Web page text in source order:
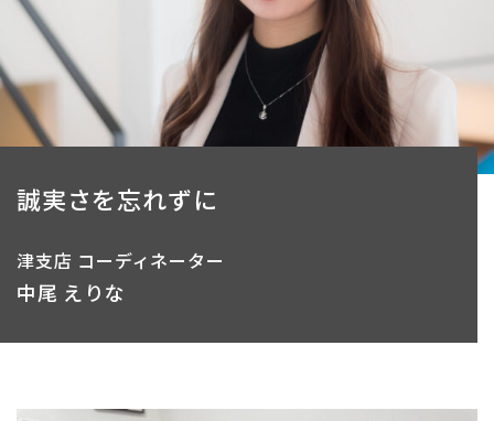
誠実さを忘れずに
津支店 コーディネーター
中尾 えりな